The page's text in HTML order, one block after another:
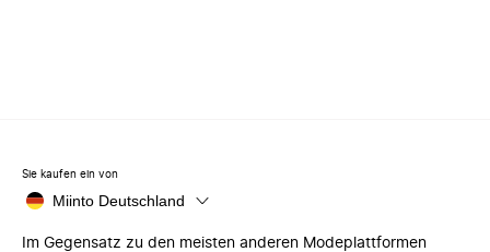
Sie kaufen ein von
Miinto Deutschland
Im Gegensatz zu den meisten anderen Modeplattformen